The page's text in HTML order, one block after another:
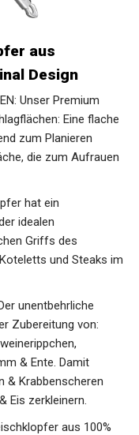
aus
Design
Unser Premium
Eine flache
zum Planieren
die zum Aufrauen
hat ein
idealen
Griffs des
und Steaks im
unentbehrliche
Zubereitung von:
& Ente. Damit
& Krabbenscheren
Eis zerkleinern.
aus 100%